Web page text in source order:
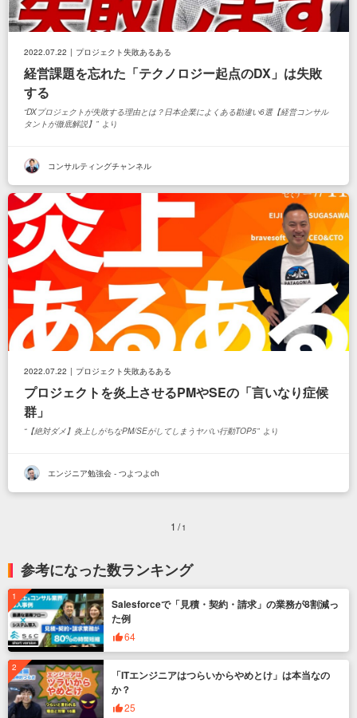
経営課題を忘れた「テクノロジー起点のDX」は失敗
する
DXプロジェクトが失敗する理由とは？日本企業によくある勘違い6選【経営コンサル
タントが徹底解説】
より
2022.07.22 プロジェクト失敗あるある
コンサルティングチャンネル
プロジェクトを炎上させるPMやSEの「言いなり症候
群」
【絶対ダメ】炎上しがちなPM/SEがしてしまうヤバい行動TOP5 より
2022.07.22 プロジェクト失敗あるある
エンジニア勉強会 - つよつよch
1 1
参考になった数ランキング
Salesforceで「見積・契約・請求」の業務が8割減っ
た例
64
「ITエンジニアはつらいからやめとけ」は本当なの
か？
25